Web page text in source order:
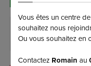
DEMANDER PLUS
Vous êtes un centre
souhaitez nous
Ou vous souhaitez en
Contactez Romain au